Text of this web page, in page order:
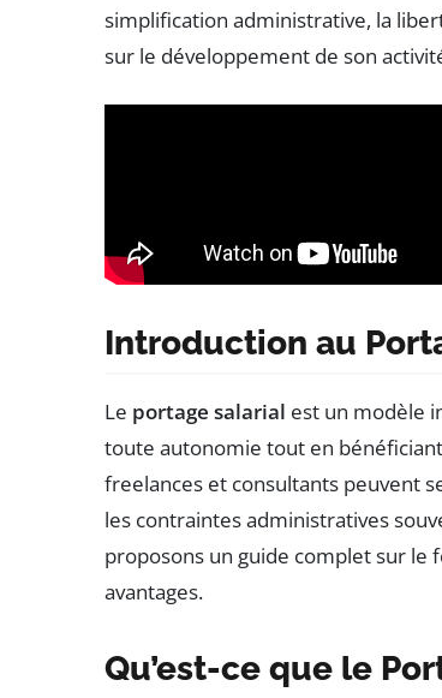
simplification administrative, la
sur le développement de son
Introduction au
Le portage salarial est un modèle
toute autonomie tout en bénéficiant
freelances et consultants peuvent
les contraintes administratives
proposons un guide complet sur le
avantages.
Qu’est-ce que le